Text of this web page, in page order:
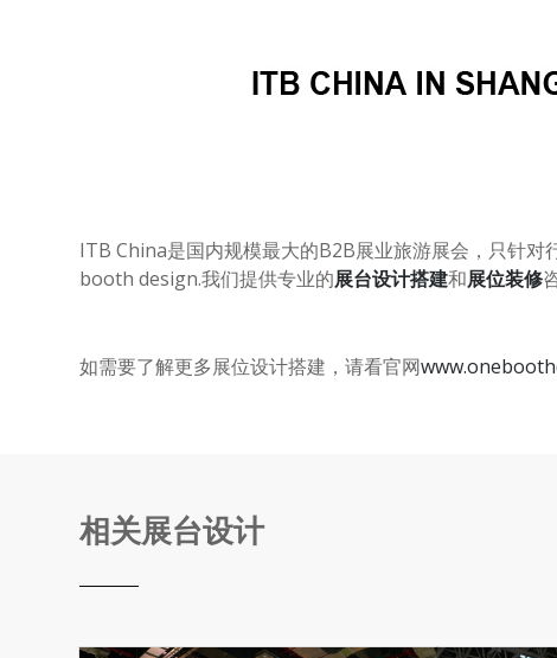
ITB China是国内规模最大的B2B展业旅游展会 ，只针对
booth design.我们提供专业的展台设计搭建和展位装修
如需要了解更多展位设计搭建，请看官网
相关展台设计